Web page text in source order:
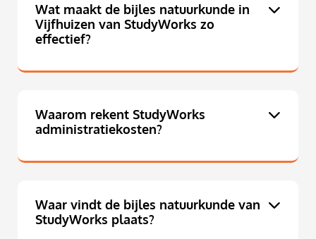
Wat maakt de bijles natuurkunde in
Vijfhuizen van StudyWorks zo
effectief?
Waarom rekent StudyWorks
administratiekosten?
Waar vindt de bijles natuurkunde van
StudyWorks plaats?